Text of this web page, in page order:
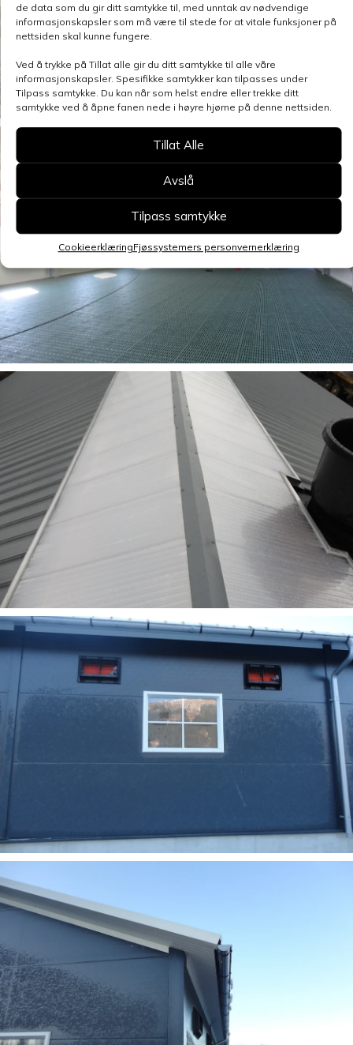
de data som du gir ditt samtykke til, med unntak av nødvendige
informasjonskapsler som må være til stede for at vitale funksjoner på
nettsiden skal kunne fungere.
Ved å trykke på Tillat alle gir du ditt samtykke til alle våre
informasjonskapsler. Spesifikke samtykker kan tilpasses under
Tilpass samtykke. Du kan når som helst endre eller trekke ditt
samtykke ved å åpne fanen nede i høyre hjørne på denne nettsiden.
Tillat Alle
Avslå
Tilpass samtykke
CookieerklæringFjøssystemers personvernerklæring